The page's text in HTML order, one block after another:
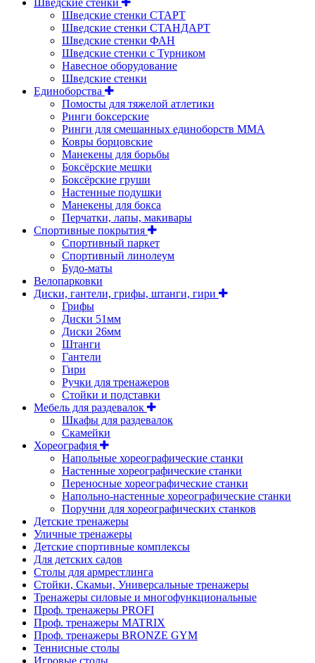
Шведские стенки
Шведские стенки СТАРТ
Шведские стенки СТАНДАРТ
Шведские стенки ФАН
Шведские стенки с Турником
Навесное оборудование
Шведские стенки
Единоборства
Помосты для тяжелой атлетики
Ринги боксерские
Ринги для смешанных единоборств ММА
Ковры борцовские
Манекены для борьбы
Боксёрские мешки
Боксёрские груши
Настенные подушки
Манекены для бокса
Перчатки, лапы, макивары
Спортивные покрытия
Спортивный паркет
Спортивный линолеум
Будо-маты
Велопарковки
Диски, гантели, грифы, штанги, гири
Грифы
Диски 51мм
Диски 26мм
Штанги
Гантели
Гири
Ручки для тренажеров
Стойки и подставки
Мебель для раздевалок
Шкафы для раздевалок
Скамейки
Хореография
Напольные хореографические станки
Настенные хореографические станки
Переносные хореографические станки
Напольно-настенные хореографические станки
Поручни для хореографических станков
Детские тренажеры
Уличные тренажеры
Детские спортивные комплексы
Для детских садов
Столы для армрестлинга
Стойки, Скамьи, Универсальные тренажеры
Тренажеры силовые и многофункциональные
Проф. тренажеры PROFI
Проф. тренажеры MATRIX
Проф. тренажеры BRONZE GYM
Теннисные столы